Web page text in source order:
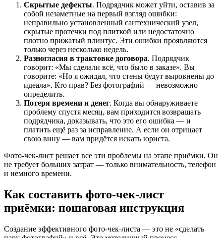
Скрытые дефекты. Подрядчик может уйти, оставив за
собой незаметные на первый взгляд ошибки:
неправильно установленный сантехнический узел,
скрытые протечки под плиткой или недостаточно
плотно прижатый плинтус. Эти ошибки проявляются
только через несколько недель.
Разногласия в трактовке договора. Подрядчик
говорит: «Мы сделали всё, что было в заказе». Вы
говорите: «Но я ожидал, что стены будут выровнены до
идеала». Кто прав? Без фотографий — невозможно
определить.
Потеря времени и денег. Когда вы обнаруживаете
проблему спустя месяц, вам приходится возвращать
подрядчика, доказывать, что это его ошибка — и
платить ещё раз за исправление. А если он отрицает
свою вину — вам придётся искать юриста.
Фото-чек-лист решает все эти проблемы на этапе приёмки. Он
не требует больших затрат — только внимательность, телефон
и немного времени.
Как составить фото-чек-лист
приёмки: пошаговая инструкция
Создание эффективного фото-чек-листа — это не «сделать